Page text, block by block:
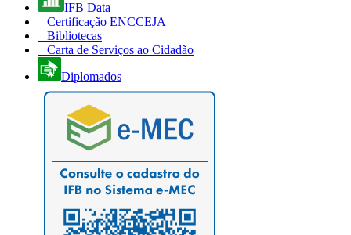
IFB Data
Certificação ENCCEJA
Bibliotecas
Carta de Serviços ao Cidadão
Diplomados